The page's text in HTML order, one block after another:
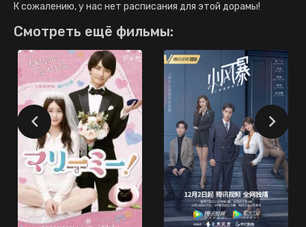
К сожалению, у нас нет расписания для этой дорамы!
Смотреть ещё фильмы: